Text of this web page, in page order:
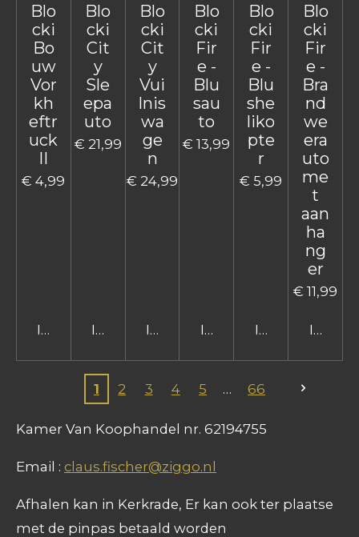
Blo
cki
Bo
uw
Vor
kh
eftr
uck
II
€ 4,99
In winkelwagen
Blo
cki
Cit
y
Sle
epa
uto
€ 21,99
In winkelwagen
Blo
cki
Cit
y
Vui
lnis
wa
ge
n
€ 24,99
In winkelwagen
Blo
cki
Fir
e -
Blu
sau
to
€ 13,99
In winkelwagen
Blo
cki
Fir
e -
Blu
she
liko
pte
r
€ 5,99
In
Blo
cki
Fir
e -
Bra
nd
we
era
uto
me
t
aan
ha
ng
er
€ 11,99
In
1 2 3 4 5 66
Kamer Van Koophandel nr. 62194755
Email : claus.fischer@ziggo.nl
Afhalen kan in Kerkrade, Er kan ook ter plaatse
met de pinpas betaald worden